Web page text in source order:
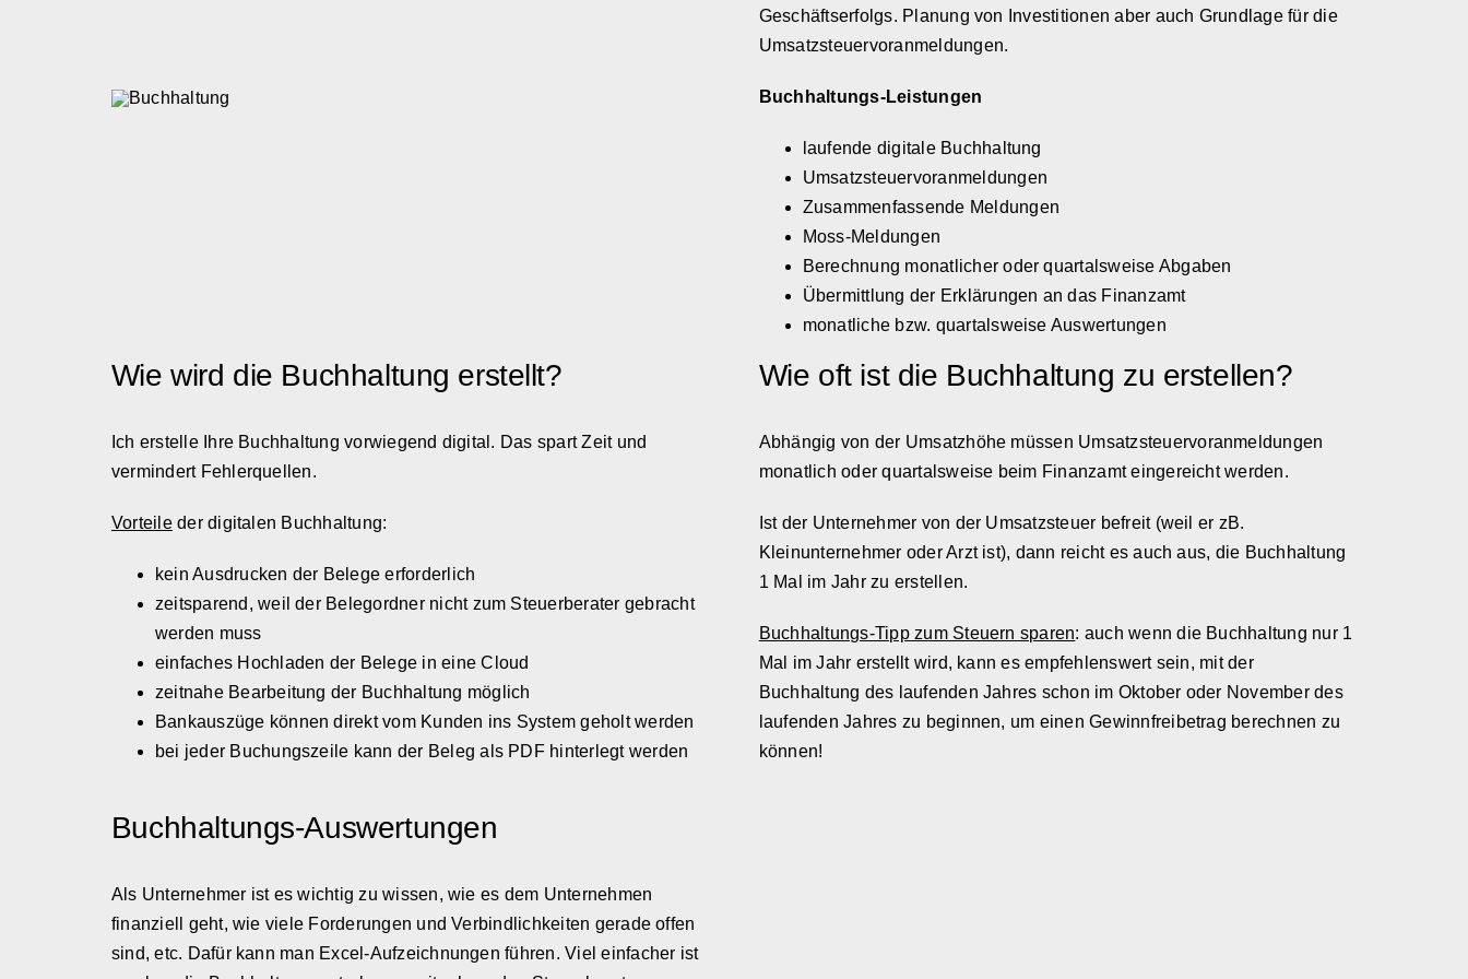
Geschäftserfolgs. Planung von Investitionen aber auch Grundlage für die
Umsatzsteuervoranmeldungen.
Buchhaltungs-Leistungen
laufende digitale Buchhaltung
Umsatzsteuervoranmeldungen
Zusammenfassende Meldungen
Moss-Meldungen
Berechnung monatlicher oder quartalsweise Abgaben
Übermittlung der Erklärungen an das Finanzamt
monatliche bzw. quartalsweise Auswertungen
Wie wird die Buchhaltung erstellt?
Ich erstelle Ihre Buchhaltung vorwiegend digital. Das spart Zeit und
vermindert Fehlerquellen.
Vorteileder digitalen Buchhaltung:
kein Ausdrucken der Belege erforderlich
zeitsparend, weil der Belegordner nicht zum Steuerberater gebracht
werden muss
einfaches Hochladen der Belege in eine Cloud
zeitnahe Bearbeitung der Buchhaltung möglich
Bankauszüge können direkt vom Kunden ins System geholt werden
bei jeder Buchungszeile kann der Beleg als PDF hinterlegt werden
Wie oft ist die Buchhaltung zu erstellen?
Abhängig von der Umsatzhöhe müssen Umsatzsteuervoranmeldungen
monatlich oder quartalsweise beim Finanzamt eingereicht werden.
Ist der Unternehmer von der Umsatzsteuer befreit (weil er zB.
Kleinunternehmer oder Arzt ist), dann reicht es auch aus, die Buchhaltung
1 Mal im Jahr zu erstellen.
Buchhaltungs-Tipp zum Steuern sparen: auch wenn die Buchhaltung nur 1
Mal im Jahr erstellt wird, kann es empfehlenswert sein, mit der
Buchhaltung des laufenden Jahres schon im Oktober oder November des
laufenden Jahres zu beginnen, um einen Gewinnfreibetrag berechnen zu
können!
Buchhaltungs-Auswertungen
Als Unternehmer ist es wichtig zu wissen, wie es dem Unternehmen
finanziell geht, wie viele Forderungen und Verbindlichkeiten gerade offen
sind, etc. Dafür kann man Excel-Aufzeichnungen führen. Viel einfacher ist